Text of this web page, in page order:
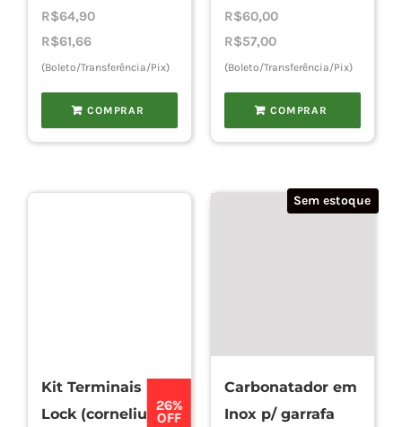
R$64,90
R$61,66
(Boleto/Transferência/Pix)
COMPRAR
R$60,00
R$57,00
(Boleto/Transferência/Pix)
COMPRAR
26%
OFF
Kit Terminais Ball
Lock (cornelius
Sem estoque
Carbonatador em
Inox p/ garrafa